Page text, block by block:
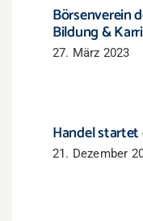
Börsenverein
Bildung &
27. März 2023
Handel
21. Dezember